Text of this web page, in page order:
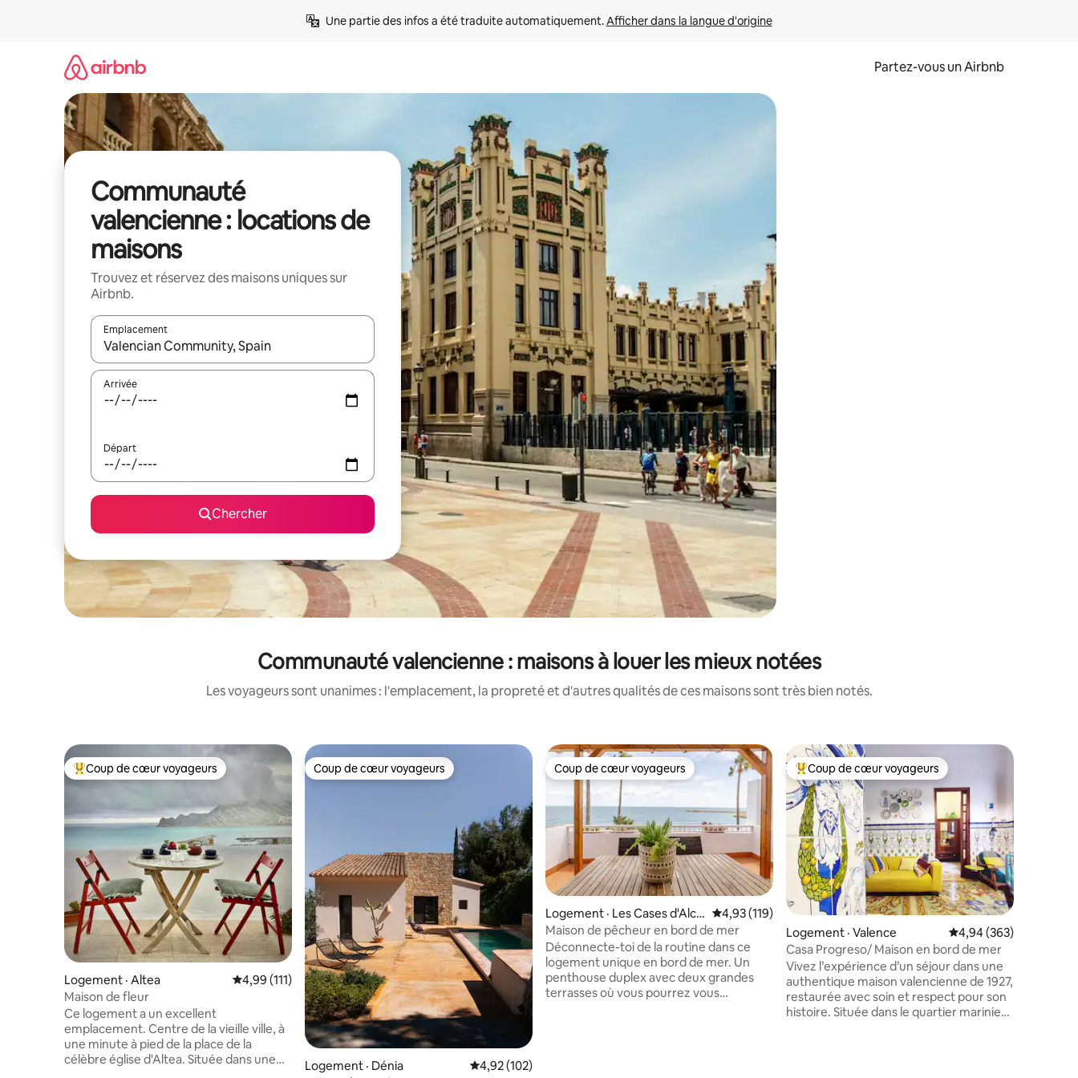
Une partie des infos a été traduite automatiquement. Afficher dans la langue d'origine
Partez-vous un Airbnb
Communauté
valencienne : locations de
maisons
Trouvez et réservez des maisons uniques sur
Airbnb.
Emplacement
Quand les résultats sont affichés, parcourez-les en utilisant les flèches vers le haut et vers le bas, ou en appuyant dessus et en les faisant glisser.
Arrivée
Départ
Chercher
Communauté valencienne : maisons à louer les mieux notées
Les voyageurs sont unanimes : l'emplacement, la propreté et d'autres qualités de ces maisons sont très bien notés.
Coup de cœur voyageurs parmi les plus aimés
Coup de cœur voyageurs
Logement · Altea Note moyenne de 4,99 sur 5, 111 commentaires
4,99 (111)
Maison de fleur
Ce logement a un excellent
emplacement. Centre de la vieille ville, à
une minute à pied de la place de la
célèbre église d'Altea. Située dans une
Coup de cœur voyageurs
Coup de cœur voyageurs
Logement · Dénia Note moyenne de 4,92 sur 5, 102 commentaires
4,92 (102)
Coup de cœur voyageurs
Coup de cœur voyageurs
Logement · Les Cases d'Alca
nar
Note moyenne de 4,93 sur 5, 119 commentaires
4,93 (119)
Maison de pêcheur en bord de mer
Déconnecte-toi de la routine dans ce
logement unique en bord de mer. Un
penthouse duplex avec deux grandes
terrasses où vous pourrez vous
Coup de cœur voyageurs parmi les plus aimés
Coup de cœur voyageurs
Logement · Valence Note moyenne de
4,94 (363)
Casa Progreso/ Maison en bord de mer
Vivez l’expérience d’un séjour dans une
authentique maison valencienne de 1927,
restaurée avec soin et respect pour son
histoire. Située dans le quartier marinier